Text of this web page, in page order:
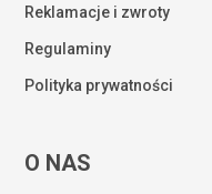
Reklamacje i zwroty
Regulaminy
Polityka prywatności
O NAS